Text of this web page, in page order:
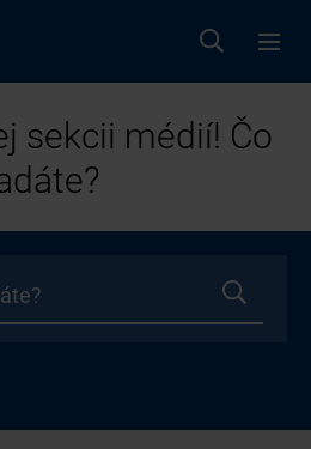
sekcii médií! Čo